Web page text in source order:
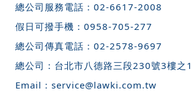
總公司服務電話： 02-6617-2008
假日可撥手機： 0958-705-277
總公司傳真電話： 02-2578-9697
總公司： 台北市八德路三段230號3樓之1
Email： service@lawki.com.tw